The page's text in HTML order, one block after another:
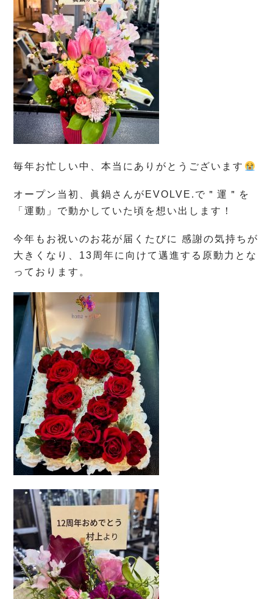
毎年お忙しい中、本当にありがとうございます
オープン当初、眞鍋さんがEVOLVE.で＂運＂を
「運動」で動かしていた頃を想い出します！
今年もお祝いのお花が届くたびに 感謝の気持ちが
大きくなり、13周年に向けて邁進する原動力とな
っております。